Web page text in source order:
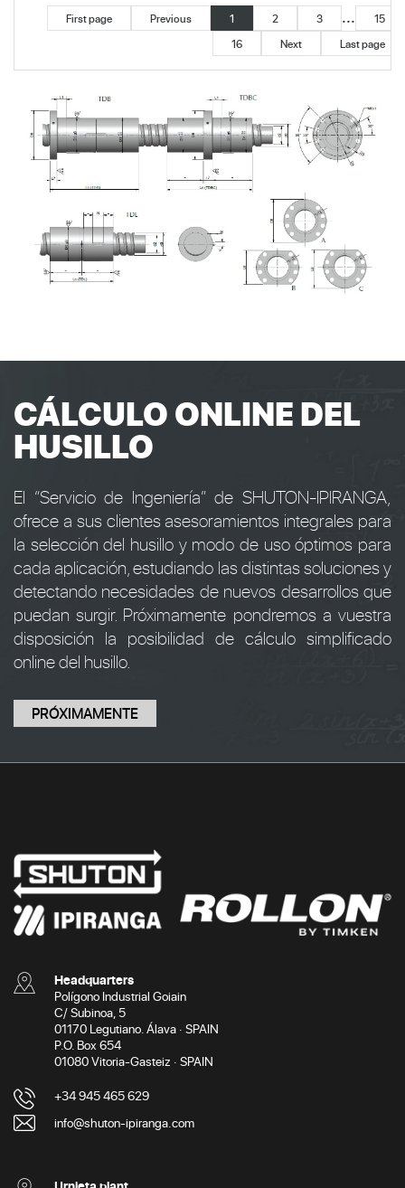
First page Previous 1 2 3 ...
15
16
Next Last page
CÁLCULO ONLINE DEL
HUSILLO
El “Servicio de Ingeniería” de SHUTON-IPIRANGA,
ofrece a sus clientes asesoramientos integrales para
la selección del husillo y modo de uso óptimos para
cada aplicación, estudiando las distintas soluciones y
detectando necesidades de nuevos desarrollos que
puedan surgir. Próximamente pondremos a vuestra
disposición la posibilidad de cálculo simplificado
online del husillo.
PRÓXIMAMENTE
Headquarters
Polígono Industrial Goiain
C/ Subinoa, 5
01170 Legutiano. Álava · SPAIN
P.O. Box 654
01080 Vitoria-Gasteiz · SPAIN
+34 945 465 629
info@shuton-ipiranga.com